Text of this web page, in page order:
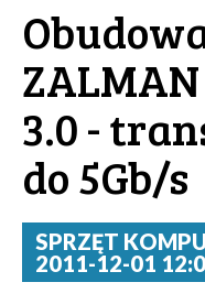
ZALMAN
3.0 -
do 5Gb/s
SPRZĘT
2011-12-01